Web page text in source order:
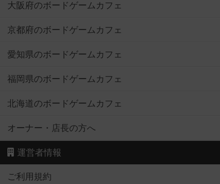
大阪府のボードゲームカフェ
京都府のボードゲームカフェ
愛知県のボードゲームカフェ
福岡県のボードゲームカフェ
北海道のボードゲームカフェ
オーナー・店長の方へ
運営者情報
ご利用規約